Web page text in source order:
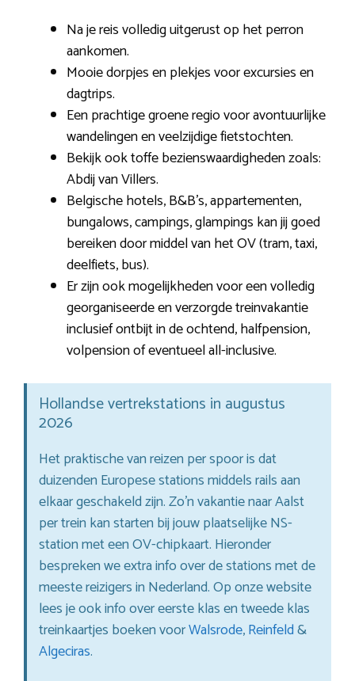
Na je reis volledig uitgerust op het perron
aankomen.
Mooie dorpjes en plekjes voor excursies en
dagtrips.
Een prachtige groene regio voor avontuurlijke
wandelingen en veelzijdige fietstochten.
Bekijk ook toffe bezienswaardigheden zoals:
Abdij van Villers.
Belgische hotels, B&B’s, appartementen,
bungalows, campings, glampings kan jij goed
bereiken door middel van het OV (tram, taxi,
deelfiets, bus).
Er zijn ook mogelijkheden voor een volledig
georganiseerde en verzorgde treinvakantie
inclusief ontbijt in de ochtend, halfpension,
volpension of eventueel all-inclusive.
Hollandse vertrekstations in augustus
2026
Het praktische van reizen per spoor is dat
duizenden Europese stations middels rails aan
elkaar geschakeld zijn. Zo’n vakantie naar Aalst
per trein kan starten bij jouw plaatselijke NS-
station met een OV-chipkaart. Hieronder
bespreken we extra info over de stations met de
meeste reizigers in Nederland. Op onze website
lees je ook info over eerste klas en tweede klas
treinkaartjes boeken voorWalsrode,Reinfeld&
Algeciras.